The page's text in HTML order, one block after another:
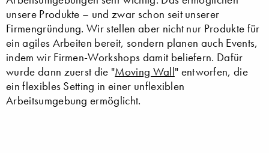
unsere Produkte – und zwar schon seit unserer
Firmengründung. Wir stellen aber nicht nur Produkte für
ein agiles Arbeiten bereit, sondern planen auch Events,
indem wir Firmen-Workshops damit beliefern. Dafür
wurde dann zuerst die "Moving Wall" entworfen, die
ein flexibles Setting in einer unflexiblen
Arbeitsumgebung ermöglicht.